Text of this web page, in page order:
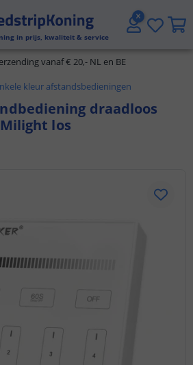
in prijs, kwaliteit & service
5 jaar garantie
vanaf € 20,- NL en BE
Klantbeoordeling 9.1
uur besteld,morgen in huis
kleur afstandsbedieningen
draadloos
los